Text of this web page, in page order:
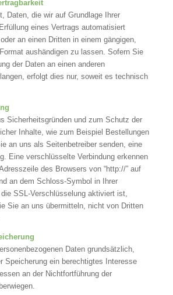
Daten, die wir auf Grundlage Ihrer
eines Vertrags automatisiert
an einen Dritten in einem gängigen,
aushändigen zu lassen. Sofern Sie
der Daten an einen anderen
erfolgt dies nur, soweit es technisch
Sicherheitsgründen und zum Schutz der
Inhalte, wie zum Beispiel Bestellungen
an uns als Seitenbetreiber senden, eine
Eine verschlüsselte Verbindung erkennen
des Browsers von “http://” auf
an dem Schloss-Symbol in Ihrer
SSL-Verschlüsselung aktiviert ist,
Sie an uns übermitteln, nicht von Dritten
Daten grundsätzlich,
Speicherung ein berechtigtes Interesse
an der Nichtfortführung der